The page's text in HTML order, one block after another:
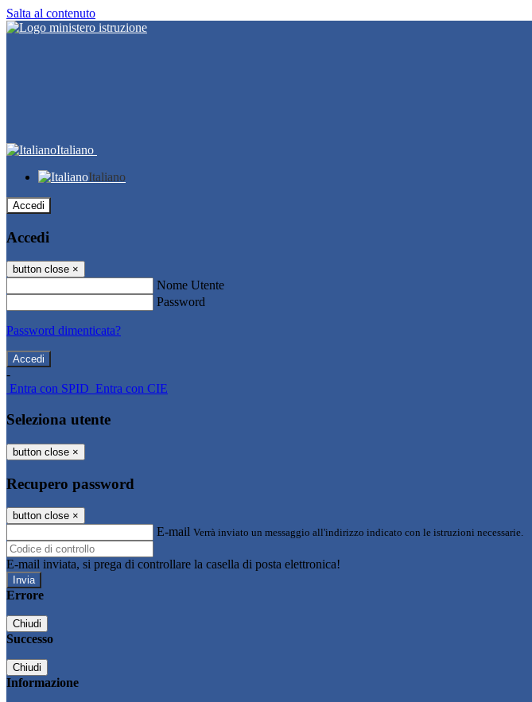
Salta al contenuto
Italiano
Italiano
Accedi
Accedi
button close ×
Nome Utente
Password
Password dimenticata?
-
Entra con SPID Entra con CIE
Seleziona utente
button close ×
Recupero password
button close ×
E-mail Verrà inviato un messaggio all'indirizzo indicato con le istruzioni necessarie.
E-mail inviata, si prega di controllare la casella di posta elettronica!
Errore
Chiudi
Successo
Chiudi
Informazione